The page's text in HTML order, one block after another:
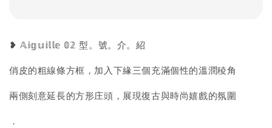
❥ 𝔸𝕚𝕘𝕦𝕚𝕝𝕝𝕖 𝟘𝟚 型。號。介。紹
俏皮的粗線條方框，加入下緣三個充滿個性的溫潤稜角
兩側刻意延長的方形庄頭，展現復古與時尚嬉戲的氛圍
．